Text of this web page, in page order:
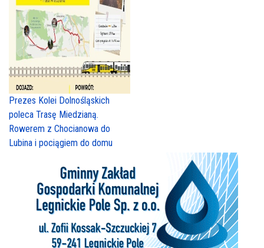
Prezes Kolei Dolnośląskich
poleca Trasę Miedzianą.
Rowerem z Chocianowa do
Lubina i pociągiem do domu